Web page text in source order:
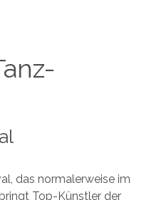
das normalerweise im
Top-Künstler der